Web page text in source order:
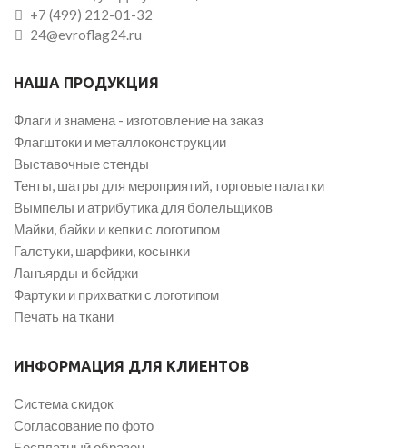
+7 (499) 212-01-32
24@evroflag24.ru
НАША ПРОДУКЦИЯ
Флаги и знамена - изготовление на заказ
Флагштоки и металлоконструкции
Выставочные стенды
Тенты, шатры для мероприятий, торговые палатки
Вымпелы и атрибутика для болельщиков
Майки, байки и кепки с логотипом
Галстуки, шарфики, косынки
Ланъярды и бейджи
Фартуки и прихватки с логотипом
Печать на ткани
ИНФОРМАЦИЯ ДЛЯ КЛИЕНТОВ
Система скидок
Согласование по фото